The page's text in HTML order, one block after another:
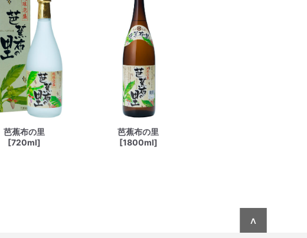
芭蕉布の里
[720ml]
芭蕉布の里
[1800ml]
∧